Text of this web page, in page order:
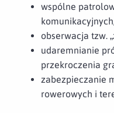
wspólne
komunikacyjnych,
obserwacja tzw.
udaremnianie
przekroczenia
zabezpieczanie
rowerowych i